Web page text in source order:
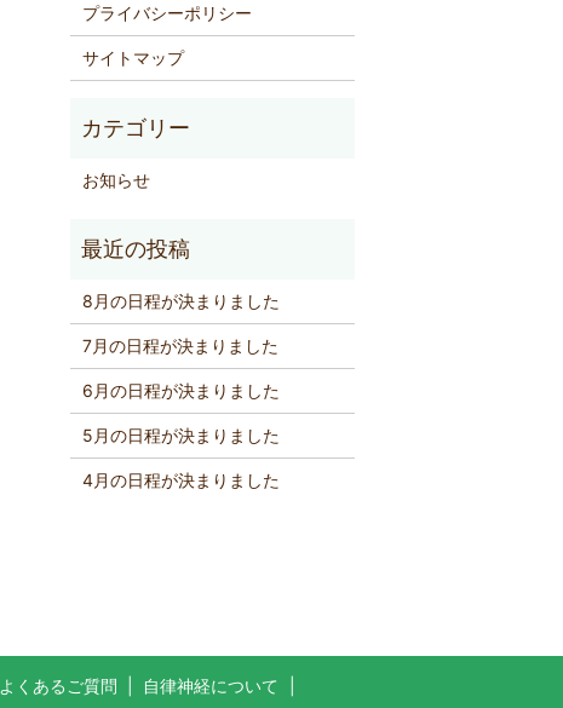
プライバシーポリシー
サイトマップ
お知らせ
8月の日程が決まりました
7月の日程が決まりました
6月の日程が決まりました
5月の日程が決まりました
4月の日程が決まりました
よくあるご質問 自律神経について